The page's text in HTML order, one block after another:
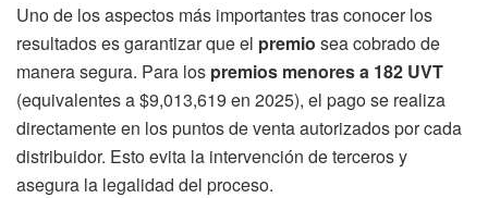
Uno de los aspectos más importantes tras conocer los
resultados es garantizar que el premio sea cobrado de
manera segura. Para los premios menores a 182 UVT
(equivalentes a $9,013,619 en 2025), el pago se realiza
directamente en los puntos de venta autorizados por cada
distribuidor. Esto evita la intervención de terceros y
asegura la legalidad del proceso.